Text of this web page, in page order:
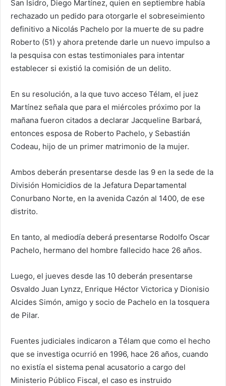
San Isidro, Diego Martínez, quien en septiembre había
rechazado un pedido para otorgarle el sobreseimiento
definitivo a Nicolás Pachelo por la muerte de su padre
Roberto (51) y ahora pretende darle un nuevo impulso a
la pesquisa con estas testimoniales para intentar
establecer si existió la comisión de un delito.
En su resolución, a la que tuvo acceso Télam, el juez
Martínez señala que para el miércoles próximo por la
mañana fueron citados a declarar Jacqueline Barbará,
entonces esposa de Roberto Pachelo, y Sebastián
Codeau, hijo de un primer matrimonio de la mujer.
Ambos deberán presentarse desde las 9 en la sede de la
División Homicidios de la Jefatura Departamental
Conurbano Norte, en la avenida Cazón al 1400, de ese
distrito.
En tanto, al mediodía deberá presentarse Rodolfo Oscar
Pachelo, hermano del hombre fallecido hace 26 años.
Luego, el jueves desde las 10 deberán presentarse
Osvaldo Juan Lynzz, Enrique Héctor Victorica y Dionisio
Alcides Simón, amigo y socio de Pachelo en la tosquera
de Pilar.
Fuentes judiciales indicaron a Télam que como el hecho
que se investiga ocurrió en 1996, hace 26 años, cuando
no existía el sistema penal acusatorio a cargo del
Ministerio Público Fiscal, el caso es instruido